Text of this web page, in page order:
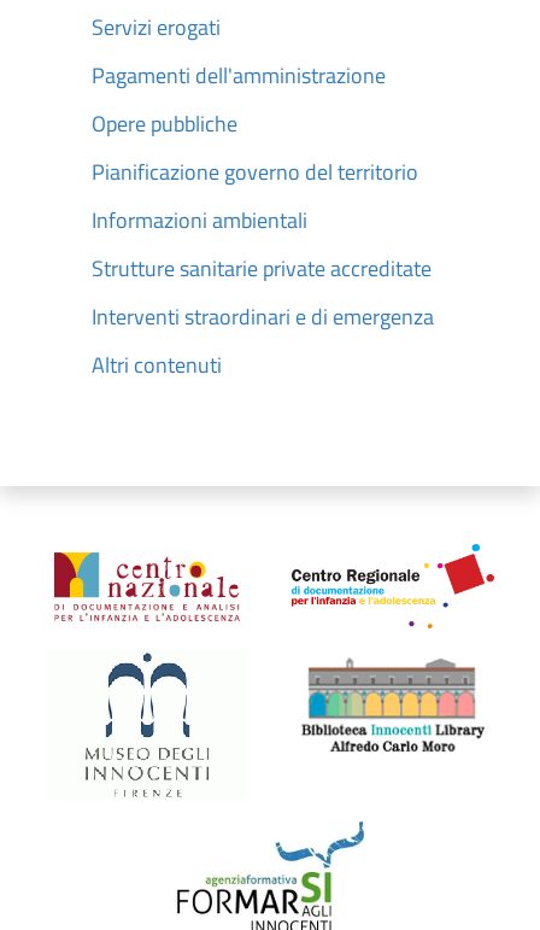
Servizi erogati
Pagamenti dell'amministrazione
Opere pubbliche
Pianificazione governo del territorio
Informazioni ambientali
Strutture sanitarie private accreditate
Interventi straordinari e di emergenza
Altri contenuti
Organismi collegati